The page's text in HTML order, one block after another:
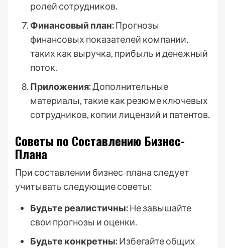
ролей сотрудников.
Финансовый план:Прогнозы
финансовых показателей компании,
таких как выручка, прибыль и денежный
поток.
Приложения:Дополнительные
материалы, такие как резюме ключевых
сотрудников, копии лицензий и патентов.
Советы по Составлению Бизнес-
Плана
При составлении бизнес-плана следует
учитывать следующие советы:
Будьте реалистичны:Не завышайте
свои прогнозы и оценки.
Будьте конкретны:Избегайте общих